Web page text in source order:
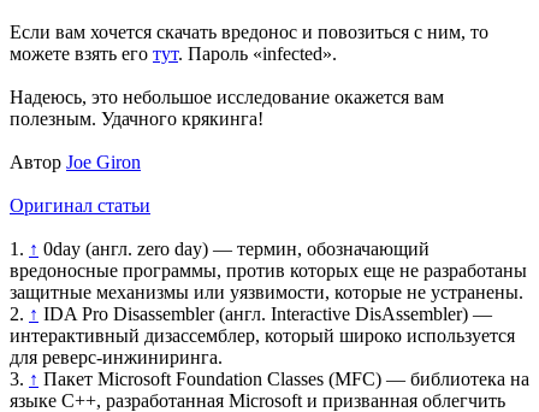
Если вам хочется скачать вредонос и повозиться с ним, то
можете взять его тут. Пароль «infected».
Надеюсь, это небольшое исследование окажется вам
полезным. Удачного крякинга!
Автор Joe Giron
Оригинал статьи
1. ↑ 0day (англ. zero day) — термин, обозначающий
вредоносные программы, против которых еще не разработаны
защитные механизмы или уязвимости, которые не устранены.
2. ↑ IDA Pro Disassembler (англ. Interactive DisAssembler) —
интерактивный дизассемблер, который широко используется
для реверс-инжиниринга.
3. ↑ Пакет Microsoft Foundation Classes (MFC) — библиотека на
языке C++, разработанная Microsoft и призванная облегчить